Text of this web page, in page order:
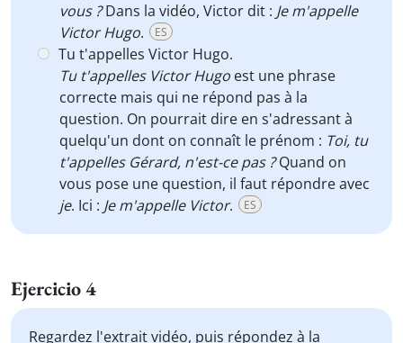
vous ?Dans la vidéo, Victor dit : Je m'appelle
Victor Hugo. ES
Tu t'appelles Victor Hugo.
Tu t'appelles Victor Hugo est une phrase
correcte mais qui ne répond pas à la
question. On pourrait dire en s'adressant à
quelqu'un dont on connaît le prénom : Toi, tu
t'appelles Gérard, n'est-ce pas ?Quand on
vous pose une question, il faut répondre avec
je. Ici : Je m'appelle Victor. ES
Ejercicio 4
Regardez l'extrait vidéo, puis répondez à la